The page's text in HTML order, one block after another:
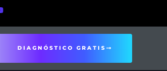
DIAGNÓSTICO GRATIS